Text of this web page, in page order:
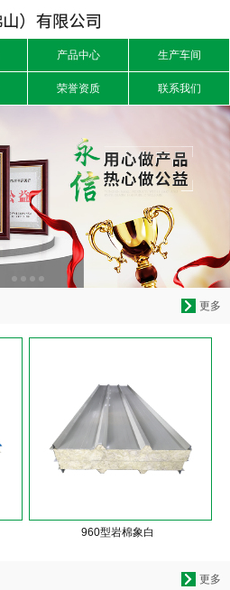
产品中心 生产车间
荣誉资质 联系我们
更多
960型岩棉象白
更多
搜索